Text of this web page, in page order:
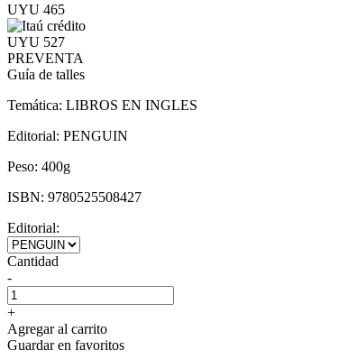
UYU 465
UYU 527
PREVENTA
Guía de talles
Temática: LIBROS EN INGLES
Editorial: PENGUIN
Peso: 400g
ISBN: 9780525508427
Editorial:
Cantidad
-
+
Agregar al carrito
Guardar en favoritos